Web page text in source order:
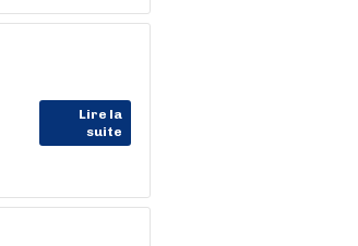
Lire la
suite